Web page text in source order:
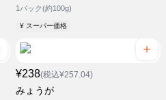
1パック(約100g)
¥ スーパー価格
¥238(税込¥257.04)
みょうが